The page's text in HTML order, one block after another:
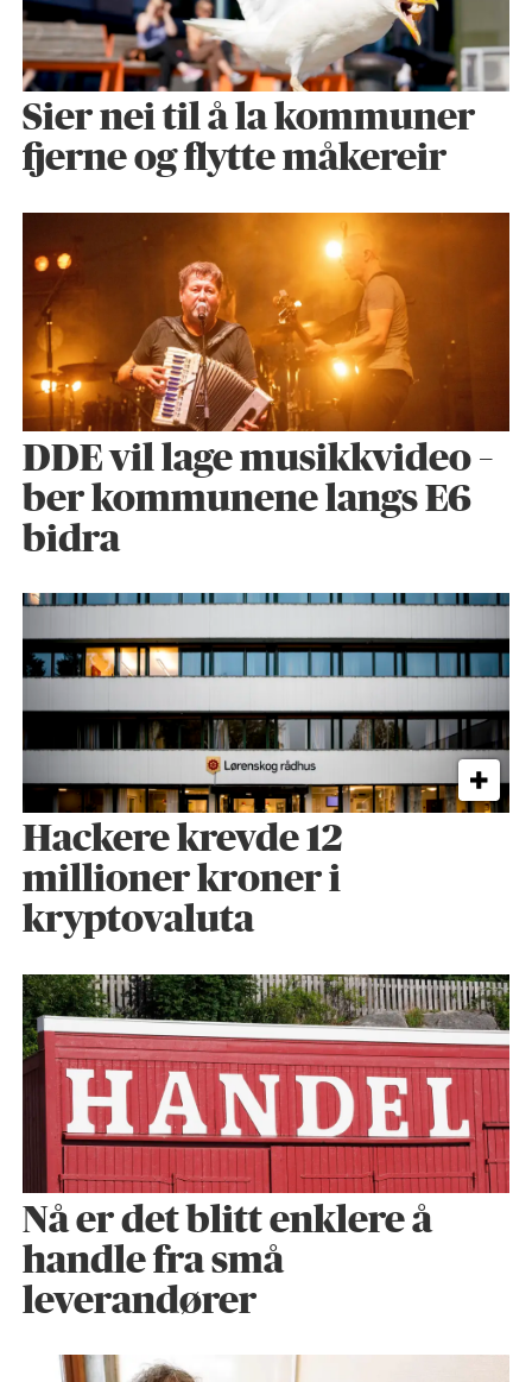
Sier nei til å la kommuner
fjerne og flytte måkereir
DDE vil lage musikkvideo –
ber kommunene langs E6
bidra
Hackere krevde 12
millioner kroner i
kryptovaluta
Nå er det blitt enklere å
handle fra små
leverandører